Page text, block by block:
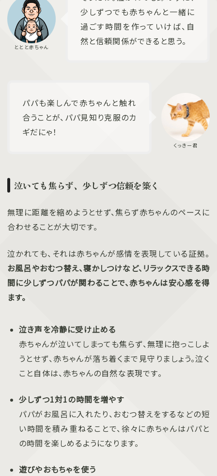
少しずつでも赤ちゃんと一緒に
過ごす時間を作っていけば、自
然と信頼関係ができると思う。
パパも楽しんで赤ちゃんと触れ
合うことが、パパ見知り克服のカ
ギだにゃ！
泣いても焦らず、少しずつ信頼を築く
無理に距離を縮めようとせず、焦らず赤ちゃんのペースに
合わせることが大切です。
泣かれても、それは赤ちゃんが感情を表現している証拠。
お風呂やおむつ替え、寝かしつけなど、リラックスできる時
間に少しずつパパが関わることで、赤ちゃんは安心感を得
ます。
泣き声を冷静に受け止める
赤ちゃんが泣いてしまっても焦らず、無理に抱っこしよ
うとせず、赤ちゃんが落ち着くまで見守りましょう。泣く
こと自体は、赤ちゃんの自然な表現です。
少しずつ1対1の時間を増やす
パパがお風呂に入れたり、おむつ替えをするなどの短
い時間を積み重ねることで、徐々に赤ちゃんはパパと
の時間を楽しめるようになります。
遊びやおもちゃを使う